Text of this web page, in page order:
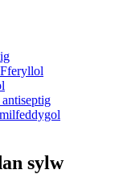
sylw